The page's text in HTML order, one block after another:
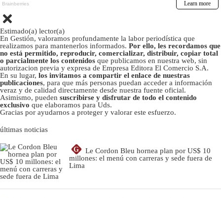
Estimado(a) lector(a)
En Gestión, valoramos profundamente la labor periodística que
realizamos para mantenerlos informados. Por ello, les recordamos que
no está permitido, reproducir, comercializar, distribuir, copiar total
o parcialmente los contenidos que publicamos en nuestra web, sin
autorizacion previa y expresa de Empresa Editora El Comercio S.A.
En su lugar, los invitamos a compartir el enlace de nuestras
publicaciones, para que más personas puedan acceder a información
veraz y de calidad directamente desde nuestra fuente oficial.
Asimismo, pueden suscribirse y disfrutar de todo el contenido
exclusivo que elaboramos para Uds.
Gracias por ayudarnos a proteger y valorar este esfuerzo.
últimas noticias
G
Le Cordon Bleu hornea plan por US$ 10
millones: el menú con carreras y sede fuera de
Lima